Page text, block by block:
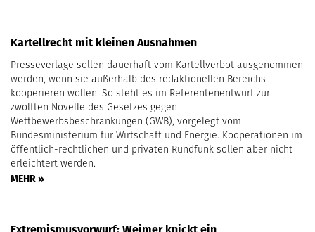
Kartellrecht mit kleinen Ausnahmen
Presseverlage sollen dauerhaft vom Kartellverbot ausgenommen
werden, wenn sie außerhalb des redaktionellen Bereichs
kooperieren wollen. So steht es im Referentenentwurf zur
zwölften Novelle des Gesetzes gegen
Wettbewerbsbeschränkungen (GWB), vorgelegt vom
Bundesministerium für Wirtschaft und Energie. Kooperationen im
öffentlich-rechtlichen und privaten Rundfunk sollen aber nicht
erleichtert werden.
MEHR »